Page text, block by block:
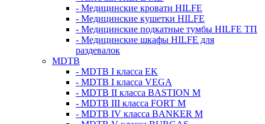
- Медицинские кровати HILFE
- Медицинские кушетки HILFE
- Медицинские подкатные тумбы HILFE ТП
- Медицинские шкафы HILFE для
раздевалок
MDTB
- MDTB I класса EK
- MDTB I класса VEGA
- MDTB II класса BASTION M
- MDTB III класса FORT M
- MDTB IV класса BANKER M